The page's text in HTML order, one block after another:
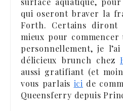
qui oseront braver la
Forth. Certains diront
mieux pour commencer
personnellement, je
délicieux brunch chez
aussi gratifiant (et
vous parlais ici de
Queensferry depuis